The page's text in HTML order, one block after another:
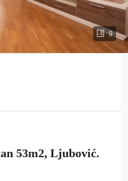
9
53m2, Ljubović.